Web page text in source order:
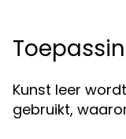
Kunst leer
gebruikt,